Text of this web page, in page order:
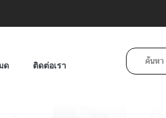
ด ติดต่อเรา